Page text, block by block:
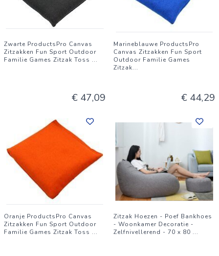
Zwarte ProductsPro Canvas
Zitzakken Fun Sport Outdoor
Familie Games Zitzak Toss ...
€ 47,09
Marineblauwe ProductsPro
Canvas Zitzakken Fun Sport
Outdoor Familie Games
Zitzak...
€ 44,29
Oranje ProductsPro Canvas
Zitzakken Fun Sport Outdoor
Familie Games Zitzak Toss ...
Zitzak Hoezen - Poef Bankhoes
- Woonkamer Decoratie -
Zelfnivellerend - 70 x 80 ...